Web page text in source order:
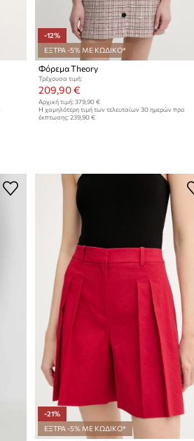
-12%
ΕΞΤΡΑ -5% ΜΕ ΚΩΔΙΚΟ*
Φόρεμα Theory
Τρέχουσα τιμή:
209,90 €
Αρχική τιμή: 379,90 €
Η χαμηλότερη τιμή των τελευταίων 30 ημερών προ
έκπτωσης: 239,90 €
-21%
ΕΞΤΡΑ -5% ΜΕ ΚΩΔΙΚΟ*